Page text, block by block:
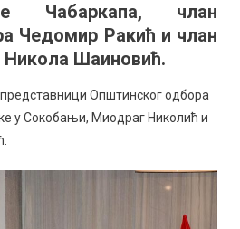
Чабаркапа, члан
Чедомир Ракић и члан
Шаиновић.
Општинског одбора
у Сокобањи, Миодраг Николић и